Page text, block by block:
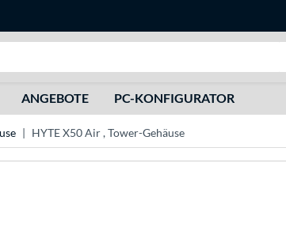
ANGEBOTE PC-KONFIGURATOR
HYTE X50 Air , Tower-Gehäuse